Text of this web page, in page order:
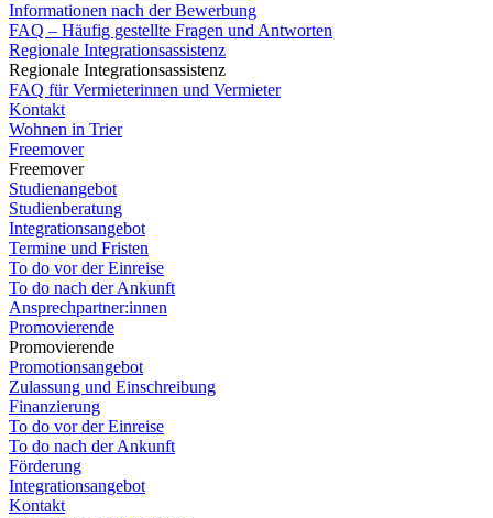
Informationen nach der Bewerbung
FAQ – Häufig gestellte Fragen und Antworten
Regionale Integrationsassistenz
Regionale Integrationsassistenz
FAQ für Vermieterinnen und Vermieter
Kontakt
Wohnen in Trier
Freemover
Freemover
Studienangebot
Studienberatung
Integrationsangebot
Termine und Fristen
To do vor der Einreise
To do nach der Ankunft
Ansprechpartner:innen
Promovierende
Promovierende
Promotionsangebot
Zulassung und Einschreibung
Finanzierung
To do vor der Einreise
To do nach der Ankunft
Förderung
Integrationsangebot
Kontakt